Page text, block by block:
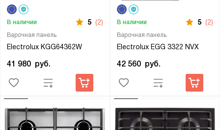
Варочная панель
Electrolux KGG64362W
В наличии 5 (2)
41 980 руб.
Варочная панель
Electrolux EGG 3322 NVX
В наличии 5 (2)
42 560 руб.